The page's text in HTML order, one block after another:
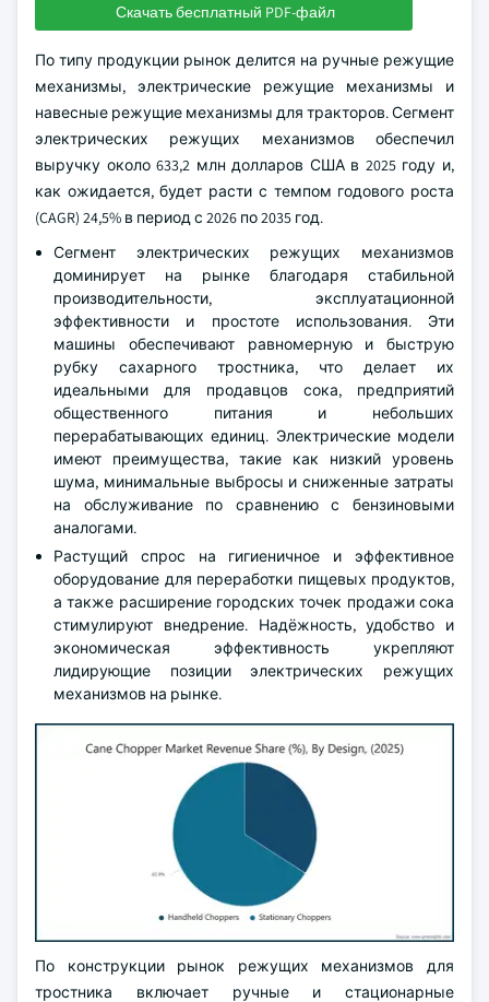
Скачать бесплатный PDF-файл
По типу продукции рынок делится на ручные режущие
механизмы, электрические режущие механизмы и
навесные режущие механизмы для тракторов. Сегмент
электрических режущих механизмов обеспечил
выручку около 633,2 млн долларов США в 2025 году и,
как ожидается, будет расти с темпом годового роста
(CAGR) 24,5% в период с 2026 по 2035 год.
Сегмент электрических режущих механизмов
доминирует на рынке благодаря стабильной
производительности, эксплуатационной
эффективности и простоте использования. Эти
машины обеспечивают равномерную и быструю
рубку сахарного тростника, что делает их
идеальными для продавцов сока, предприятий
общественного питания и небольших
перерабатывающих единиц. Электрические модели
имеют преимущества, такие как низкий уровень
шума, минимальные выбросы и сниженные затраты
на обслуживание по сравнению с бензиновыми
аналогами.
Растущий спрос на гигиеничное и эффективное
оборудование для переработки пищевых продуктов,
а также расширение городских точек продажи сока
стимулируют внедрение. Надёжность, удобство и
экономическая эффективность укрепляют
лидирующие позиции электрических режущих
механизмов на рынке.
По конструкции рынок режущих механизмов для
тростника включает ручные и стационарные